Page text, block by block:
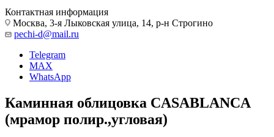
Контактная информация
Москва, 3-я Лыковская улица, 14, р-н Строгино
pechi-d@mail.ru
Telegram
MAX
WhatsApp
Каминная облицовка CASABLANCA
(мрамор полир.,угловая)